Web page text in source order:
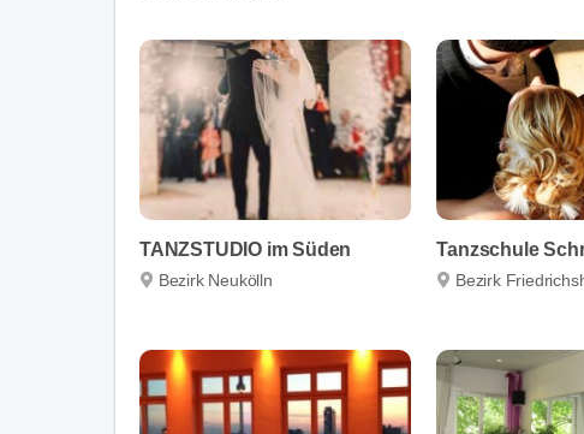
TANZSTUDIO im Süden
Bezirk Neukölln
Tanzschule
Bezirk